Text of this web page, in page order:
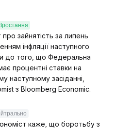
зайнятість за липень
інфляції наступного
до того, що Федеральна
процентні ставки на
наступному засіданні,
з Bloomberg Economic.
каже, що боротьбу з